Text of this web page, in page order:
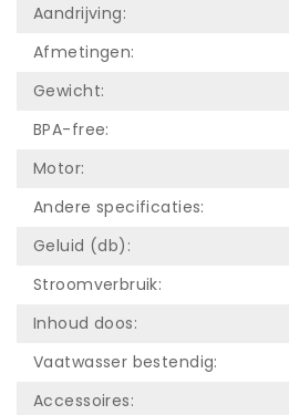
Aandrijving:
Afmetingen:
Gewicht:
BPA-free:
Motor:
Andere specificaties:
Geluid (db):
Stroomverbruik:
Inhoud doos:
Vaatwasser bestendig:
Accessoires: